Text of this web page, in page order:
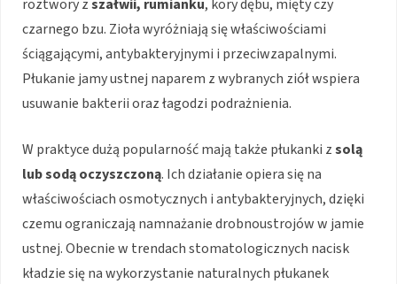
roztwory zszałwii, rumianku, kory dębu, mięty czy
czarnego bzu. Zioła wyróżniają się właściwościami
ściągającymi, antybakteryjnymi i przeciwzapalnymi.
Płukanie jamy ustnej naparem z wybranych ziół wspiera
usuwanie bakterii oraz łagodzi podrażnienia.
W praktyce dużą popularność mają także płukanki zsolą
lub sodą oczyszczoną. Ich działanie opiera się na
właściwościach osmotycznych i antybakteryjnych, dzięki
czemu ograniczają namnażanie drobnoustrojów w jamie
ustnej. Obecnie w trendach stomatologicznych nacisk
kładzie się na wykorzystanie naturalnych płukanek